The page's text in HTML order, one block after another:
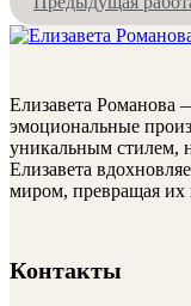
Елизавета Романова
эмоциональные
уникальным стилем,
Елизавета
миром, превращая
Контакты